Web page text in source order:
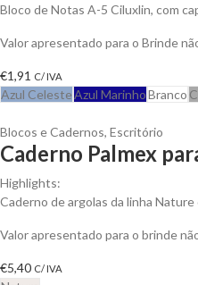
Bloco de Notas A-5 Ciluxlin, com
Valor apresentado para o Brinde
€1,91 C/ IVA
Azul CelesteAzul MarinhoBranco
Blocos e Cadernos, Escritório
Caderno Palmex
Highlights:
Caderno de argolas da linha
Valor apresentado para o brinde
€5,40 C/ IVA